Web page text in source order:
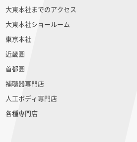
大東本社までのアクセス
大東本社ショールーム
東京本社
近畿圏
首都圏
補聴器専門店
人工ボディ専門店
各種専門店